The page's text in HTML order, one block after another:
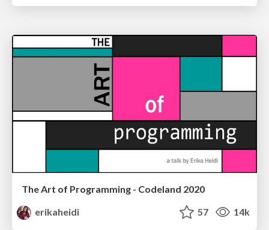
The Art of Programming - Codeland 2020
erikaheidi
57 14k